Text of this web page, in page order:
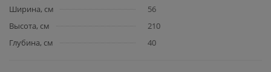
Ширина, см
56
Высота, см
210
Глубина, см
40